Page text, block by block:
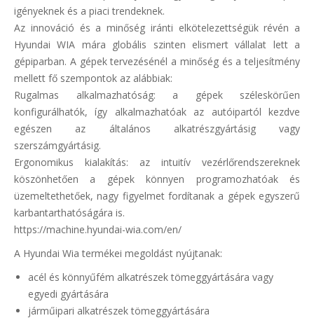
igényeknek és a piaci trendeknek.
Az innováció és a minőség iránti elkötelezettségük révén a
Hyundai WIA mára globális szinten elismert vállalat lett a
gépiparban. A gépek tervezésénél a minőség és a teljesítmény
mellett fő szempontok az alábbiak:
Rugalmas alkalmazhatóság: a gépek széleskörűen
konfigurálhatók, így alkalmazhatóak az autóipartól kezdve
egészen az általános alkatrészgyártásig vagy
szerszámgyártásig.
Ergonomikus kialakítás: az intuitív vezérlőrendszereknek
köszönhetően a gépek könnyen programozhatóak és
üzemeltethetőek, nagy figyelmet fordítanak a gépek egyszerű
karbantarthatóságára is.
https://machine.hyundai-wia.com/en/
A Hyundai Wia termékei megoldást nyújtanak:
acél és könnyűfém alkatrészek tömeggyártására vagy
egyedi gyártására
járműipari alkatrészek tömeggyártására